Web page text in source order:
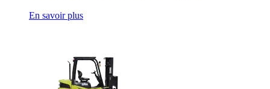
En savoir plus